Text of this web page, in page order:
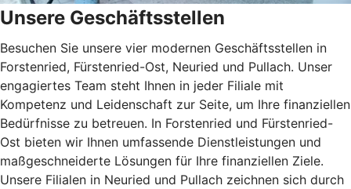
Unsere Geschäftsstellen
Besuchen Sie unsere vier modernen Geschäftsstellen in
Forstenried, Fürstenried-Ost, Neuried und Pullach. Unser
engagiertes Team steht Ihnen in jeder Filiale mit
Kompetenz und Leidenschaft zur Seite, um Ihre finanziellen
Bedürfnisse zu betreuen. In Forstenried und Fürstenried-
Ost bieten wir Ihnen umfassende Dienstleistungen und
maßgeschneiderte Lösungen für Ihre finanziellen Ziele.
Unsere Filialen in Neuried und Pullach zeichnen sich durch